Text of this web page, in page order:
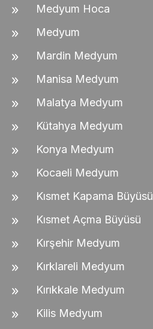
Medyum Hoca
Medyum
Mardin Medyum
Manisa Medyum
Malatya Medyum
Kütahya Medyum
Konya Medyum
Kocaeli Medyum
Kısmet Kapama Büyüsü
Kısmet Açma Büyüsü
Kırşehir Medyum
Kırklareli Medyum
Kırıkkale Medyum
Kilis Medyum